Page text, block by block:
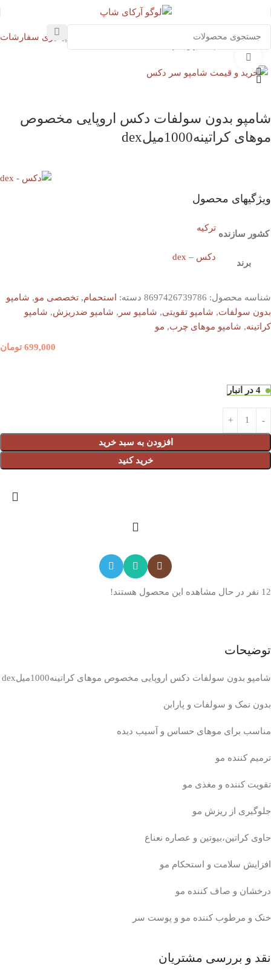
پیگیری سفارشات
استحمام شامپو سر
شامپو بدون سولفات دکس اروپایی مخصوص
موهای کراتینه1000میلdex
ویژگیهای محصول
کشور سازنده
ترکیه
برند
دکس – dex
شناسه محصول: 8697426739786 دسته: استحمام, تخصصی مو, شامپو
بدون سولفات, شامپو تقویتی, شامپو سر , شامپو ضدریزش, شامپو
کراتینه, شامپو موهای چرب, مو
699,000 تومان
4 در انبار
افزودن به سبد خرید
خرید کنید
12 نفر در حال مشاهده این محصول هستند!
توضیحات
شامپو بدون سولفات دکس اروپایی مخصوص موهای کراتینه1000میلdex
بدون نمک و سولفات و پارابن
مناسب برای موهای حساس و آسیب دیده
ترمیم کننده مو
تقویت کننده و مغذی مو
جلوگیری از ریزش مو
حاوی کراتین،بیوتین و عصاره نعناع
افزایش سلامت و استحکام مو
درخشان و صاف کننده مو
خنک و مرطوب کننده مو و پوست سر
نقد و بررسی مشتریان